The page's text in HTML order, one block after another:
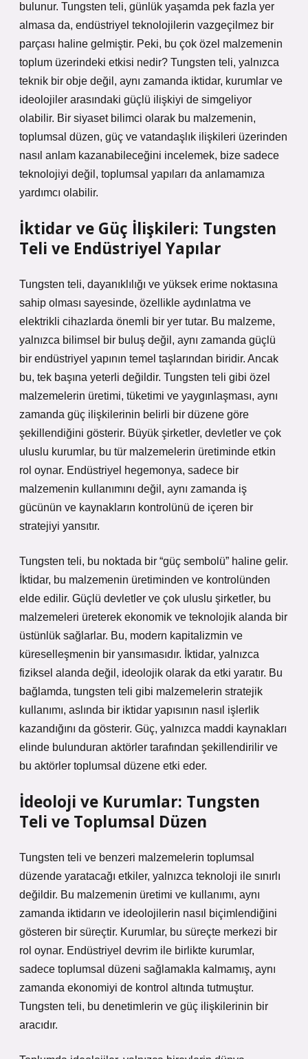
bulunur. Tungsten teli, günlük yaşamda pek fazla yer
almasa da, endüstriyel teknolojilerin vazgeçilmez bir
parçası haline gelmiştir. Peki, bu çok özel malzemenin
toplum üzerindeki etkisi nedir? Tungsten teli, yalnızca
teknik bir obje değil, aynı zamanda iktidar, kurumlar ve
ideolojiler arasındaki güçlü ilişkiyi de simgeliyor
olabilir. Bir siyaset bilimci olarak bu malzemenin,
toplumsal düzen, güç ve vatandaşlık ilişkileri üzerinden
nasıl anlam kazanabileceğini incelemek, bize sadece
teknolojiyi değil, toplumsal yapıları da anlamamıza
yardımcı olabilir.
İktidar ve Güç İlişkileri: Tungsten
Teli ve Endüstriyel Yapılar
Tungsten teli, dayanıklılığı ve yüksek erime noktasına
sahip olması sayesinde, özellikle aydınlatma ve
elektrikli cihazlarda önemli bir yer tutar. Bu malzeme,
yalnızca bilimsel bir buluş değil, aynı zamanda güçlü
bir endüstriyel yapının temel taşlarından biridir. Ancak
bu, tek başına yeterli değildir. Tungsten teli gibi özel
malzemelerin üretimi, tüketimi ve yaygınlaşması, aynı
zamanda güç ilişkilerinin belirli bir düzene göre
şekillendiğini gösterir. Büyük şirketler, devletler ve çok
uluslu kurumlar, bu tür malzemelerin üretiminde etkin
rol oynar. Endüstriyel hegemonya, sadece bir
malzemenin kullanımını değil, aynı zamanda iş
gücünün ve kaynakların kontrolünü de içeren bir
stratejiyi yansıtır.
Tungsten teli, bu noktada bir “güç sembolü” haline gelir.
İktidar, bu malzemenin üretiminden ve kontrolünden
elde edilir. Güçlü devletler ve çok uluslu şirketler, bu
malzemeleri üreterek ekonomik ve teknolojik alanda bir
üstünlük sağlarlar. Bu, modern kapitalizmin ve
küreselleşmenin bir yansımasıdır. İktidar, yalnızca
fiziksel alanda değil, ideolojik olarak da etki yaratır. Bu
bağlamda, tungsten teli gibi malzemelerin stratejik
kullanımı, aslında bir iktidar yapısının nasıl işlerlik
kazandığını da gösterir. Güç, yalnızca maddi kaynakları
elinde bulunduran aktörler tarafından şekillendirilir ve
bu aktörler toplumsal düzene etki eder.
İdeoloji ve Kurumlar: Tungsten
Teli ve Toplumsal Düzen
Tungsten teli ve benzeri malzemelerin toplumsal
düzende yaratacağı etkiler, yalnızca teknoloji ile sınırlı
değildir. Bu malzemenin üretimi ve kullanımı, aynı
zamanda iktidarın ve ideolojilerin nasıl biçimlendiğini
gösteren bir süreçtir. Kurumlar, bu süreçte merkezi bir
rol oynar. Endüstriyel devrim ile birlikte kurumlar,
sadece toplumsal düzeni sağlamakla kalmamış, aynı
zamanda ekonomiyi de kontrol altında tutmuştur.
Tungsten teli, bu denetimlerin ve güç ilişkilerinin bir
aracıdır.